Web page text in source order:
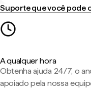
Suporte que você pode
A qualquer hora
Obtenha ajuda 24/7, o
apoiado pela nossa